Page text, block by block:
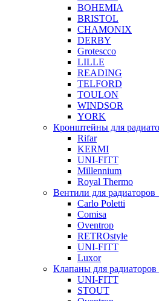
BOHEMIA
BRISTOL
CHAMONIX
DERBY
Grotescco
LILLE
READING
TELFORD
TOULON
WINDSOR
YORK
Кронштейны для
Rifar
KERMI
UNI-FITT
Millennium
Royal Thermo
Вентили для радиаторов
Carlo Poletti
Comisa
Oventrop
RETROstyle
UNI-FITT
Luxor
Клапаны для радиаторов
UNI-FITT
STOUT